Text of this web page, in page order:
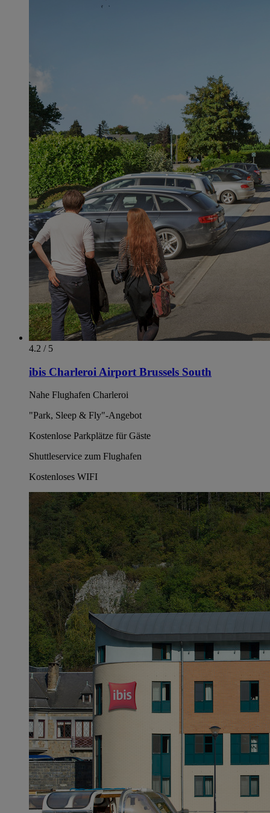
4.2 / 5
ibis Charleroi Airport Brussels South
Nahe Flughafen Charleroi
"Park, Sleep & Fly"-Angebot
Kostenlose Parkplätze für Gäste
Shuttleservice zum Flughafen
Kostenloses WIFI